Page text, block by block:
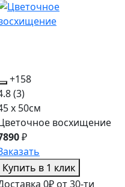
+158
(3)
x 50см
восхищение
₽
Купить в 1 клик
0₽ от 30-ти